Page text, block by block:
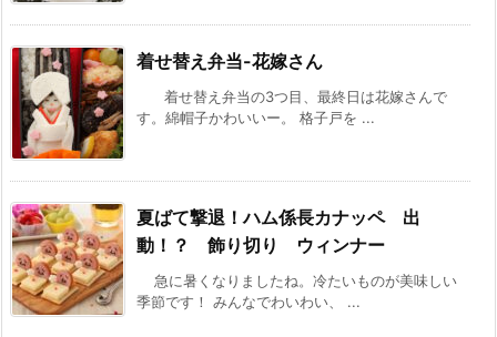
着せ替え弁当-花嫁さん
着せ替え弁当の3つ目、最終日は花嫁さんで
す。綿帽子かわいいー。 格子戸を ...
夏ばて撃退！ハム係長カナッペ 出
動！？ 飾り切り ウィンナー
急に暑くなりましたね。冷たいものが美味しい
季節です！ みんなでわいわい、 ...